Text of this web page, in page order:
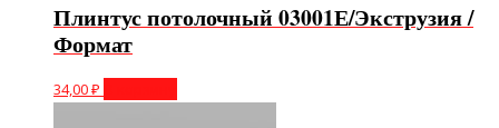
Плинтус потолочный 03001Е/Экструзия /
Формат
34,00₽